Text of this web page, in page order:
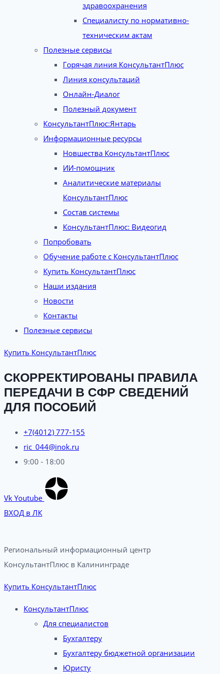
здравоохранения
Специалисту по нормативно-
техническим актам
Полезные сервисы
Горячая линия КонсультантПлюс
Линия консультаций
Онлайн-Диалог
Полезный документ
КонсультантПлюс:Янтарь
Информационные ресурсы
Новшества КонсультантПлюс
ИИ-помощник
Аналитические материалы
КонсультантПлюс
Состав системы
КонсультантПлюс: Видеогид
Попробовать
Обучение работе с КонсультантПлюс
Купить КонсультантПлюс
Наши издания
Новости
Контакты
Полезные сервисы
Купить КонсультантПлюс
СКОРРЕКТИРОВАНЫ ПРАВИЛА
ПЕРЕДАЧИ В СФР СВЕДЕНИЙ
ДЛЯ ПОСОБИЙ
+7(4012) 777-155
ric_044@inok.ru
9:00 - 18:00
Vk Youtube
ВХОД в ЛК
Региональный информационный центр
КонсультантПлюс в Калининграде​
Купить КонсультантПлюс
КонсультантПлюс
Для специалистов
Бухгалтеру
Бухгалтеру бюджетной организации
Юристу